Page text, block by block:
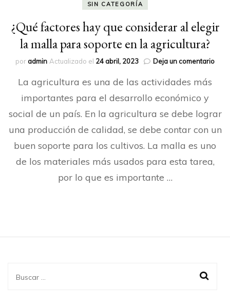
SIN CATEGORÍA
¿Qué factores hay que considerar al elegir
la malla para soporte en la agricultura?
poradmin Actualizado el 24 abril, 2023 Deja un comentarioen
la
La agricultura es una de las actividades más
importantes para el desarrollo económico y
social de un país. En la agricultura se debe lograr
una producción de calidad, se debe contar con un
buen soporte para los cultivos. La malla es uno
de los materiales más usados para esta tarea,
por lo que es importante …
Buscar: